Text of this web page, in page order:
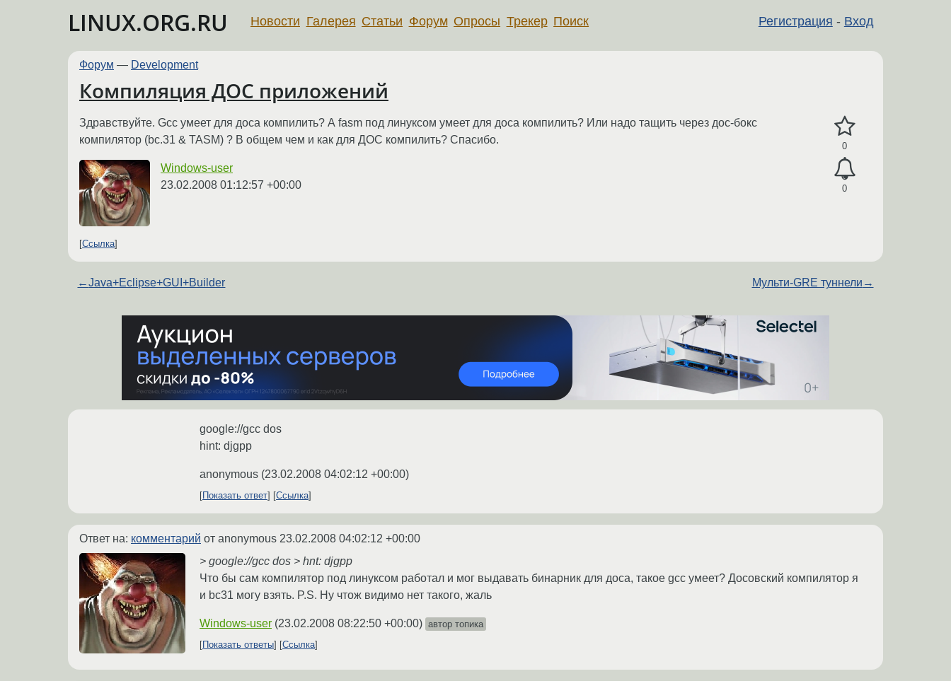
LINUX.ORG.RU Регистрация - Вход
Новости Галерея Статьи Форум Опросы Трекер Поиск
Форум — Development
Компиляция ДОС приложений
0
0
Здравствуйте. Gcc умеет для доса компилить? А fasm под линуксом умеет для доса компилить? Или надо тащить через дос-бокс
компилятор (bc.31 & TASM) ? В общем чем и как для ДОС компилить? Спасибо.
Windows-user
23.02.2008 01:12:57 +00:00
Ссылка
←Java+Eclipse+GUI+Builder Мульти-GRE туннели →
google://gcc dos
hint: djgpp
anonymous (23.02.2008 04:02:12 +00:00)
Показать ответ Ссылка
Ответ на: комментарий от anonymous 23.02.2008 04:02:12 +00:00
> google://gcc dos > hnt: djgpp
Что бы сам компилятор под линуксом работал и мог выдавать бинарник для доса, такое gcc умеет? Досовский компилятор я
и bc31 могу взять. P.S. Ну чтож видимо нет такого, жаль
Windows-user (23.02.2008 08:22:50 +00:00) автор топика
Показать ответы
Ссылка